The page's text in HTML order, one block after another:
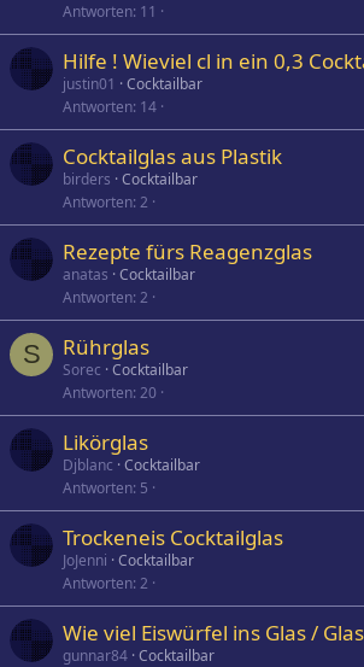
Antworten 11
Hilfe ! Wieviel cl in ein 0,3
justin01
Cocktailbar
Antworten 14
Cocktailglas aus Plastik
birders Cocktailbar
Antworten 2
Rezepte fürs Reagenzglas
anatas Cocktailbar
Antworten 2
S Rührglas
Sorec Cocktailbar
Antworten 20
Likörglas
Djblanc Cocktailbar
Antworten 5
Trockeneis Cocktailglas
JoJenni Cocktailbar
Antworten 2
Wie viel Eiswürfel ins Glas /
gunnar84 Cocktailbar